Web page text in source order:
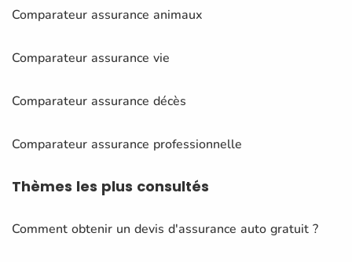
Comparateur assurance animaux
Comparateur assurance vie
Comparateur assurance décès
Comparateur assurance professionnelle
Thèmes les plus consultés
Comment obtenir un devis d'assurance auto gratuit ?